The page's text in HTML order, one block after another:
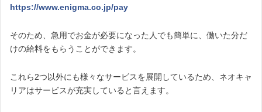
https://www.enigma.co.jp/pay
そのため、急用でお金が必要になった人でも簡単に、働いた分だ
けの給料をもらうことができます。
これら2つ以外にも様々なサービスを展開しているため、ネオキャ
リアはサービスが充実していると言えます。